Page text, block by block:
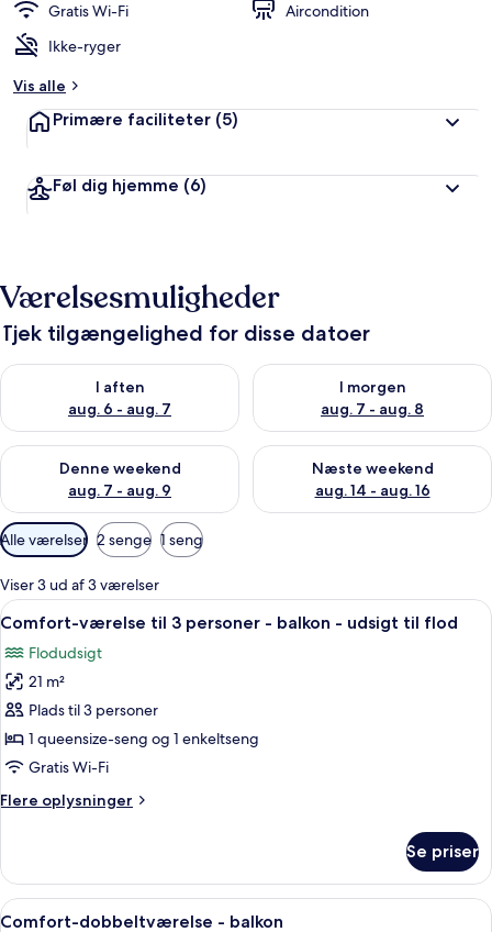
Gratis Wi-Fi
Aircondition
Ikke-ryger
Vis alle
Primære faciliteter (5)
Føl dig hjemme (6)
Værelsesmuligheder
Tjek tilgængelighed for disse datoer
I aften
aug. 6 - aug. 7
Tjek tilgængelighed for i aften aug. 6 - aug. 7
I morgen
aug. 7 - aug. 8
Tjek tilgængelighed for i
Denne weekend
aug. 7 - aug. 9
Tjek tilgængelighed for denne weekend aug. 7 - aug. 9
Næste weekend
aug. 14 - aug. 16
Tjek tilgængelighed for næste
Tilgængelige
filtre
for
værelser
Alle værelser 2 senge 1 seng
Viser 3 ud af 3 værelser
Indlæs
alle
billeder
af
Comfort-
værelse
til
personer
udsigt
Et badeværelse med
7
Comfort-værelse til 3 personer - balkon - udsigt til flod
Flodudsigt
21 m²
Plads til 3 personer
1 queensize-seng og 1 enkeltseng
Gratis Wi-Fi
Flere oplysninger
Flere
værelse
til
3
Se priser
Indlæs
Et hotelværelse med en seng, røde
8
Comfort-dobbeltværelse - balkon